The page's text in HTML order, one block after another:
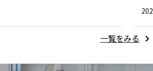
一覧をみる